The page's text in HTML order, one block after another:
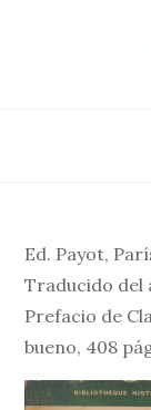
Ed. Payot,
Traducido del
Prefacio de
bueno, 408